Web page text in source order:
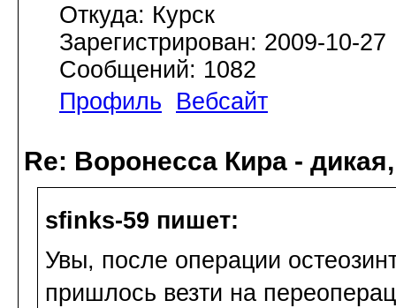
Откуда: Курск
Зарегистрирован: 2009-10-27
Сообщений: 1082
Профиль
Вебсайт
Re: Воронесса Кира -
sfinks-59 пишет:
Увы, после операции
пришлось везти на